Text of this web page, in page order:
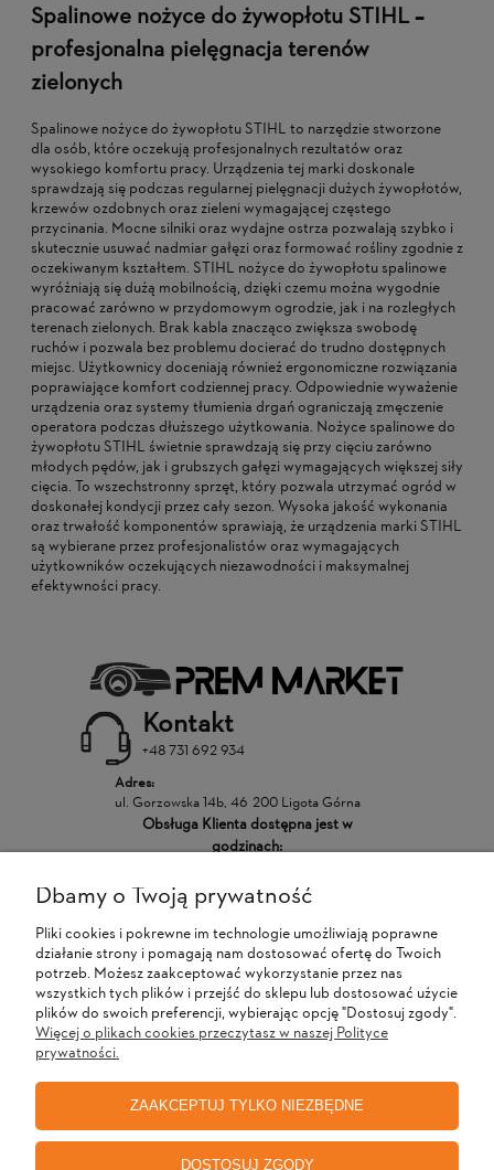
Spalinowe nożyce do żywopłotu STIHL –
profesjonalna pielęgnacja terenów
zielonych
Spalinowe nożyce do żywopłotu STIHL to narzędzie stworzone
dla osób, które oczekują profesjonalnych rezultatów oraz
wysokiego komfortu pracy. Urządzenia tej marki doskonale
sprawdzają się podczas regularnej pielęgnacji dużych żywopłotów,
krzewów ozdobnych oraz zieleni wymagającej częstego
przycinania. Mocne silniki oraz wydajne ostrza pozwalają szybko i
skutecznie usuwać nadmiar gałęzi oraz formować rośliny zgodnie z
oczekiwanym kształtem. STIHL nożyce do żywopłotu spalinowe
wyróżniają się dużą mobilnością, dzięki czemu można wygodnie
pracować zarówno w przydomowym ogrodzie, jak i na rozległych
terenach zielonych. Brak kabla znacząco zwiększa swobodę
ruchów i pozwala bez problemu docierać do trudno dostępnych
miejsc. Użytkownicy doceniają również ergonomiczne rozwiązania
poprawiające komfort codziennej pracy. Odpowiednie wyważenie
urządzenia oraz systemy tłumienia drgań ograniczają zmęczenie
operatora podczas dłuższego użytkowania. Nożyce spalinowe do
żywopłotu STIHL świetnie sprawdzają się przy cięciu zarówno
młodych pędów, jak i grubszych gałęzi wymagających większej siły
cięcia. To wszechstronny sprzęt, który pozwala utrzymać ogród w
doskonałej kondycji przez cały sezon. Wysoka jakość wykonania
oraz trwałość komponentów sprawiają, że urządzenia marki STIHL
są wybierane przez profesjonalistów oraz wymagających
użytkowników oczekujących niezawodności i maksymalnej
efektywności pracy.
Kontakt
+48 731 692 934
Adres:
ul. Gorzowska 14b, 46-200 Ligota Górna
Obsługa Klienta dostępna jest w
godzinach:
POMOC
MOJE KONTO
PŁATNOŚCI I DOSTAWA
INFORMACJE
Dbamy o Twoją prywatność
Pliki cookies i pokrewne im technologie umożliwiają poprawne
działanie strony i pomagają nam dostosować ofertę do Twoich
potrzeb. Możesz zaakceptować wykorzystanie przez nas
wszystkich tych plików i przejść do sklepu lub dostosować użycie
plików do swoich preferencji, wybierając opcję "Dostosuj zgody".
Więcej o plikach cookies przeczytasz w naszej Polityce
prywatności.
ZAAKCEPTUJ TYLKO NIEZBĘDNE
DOSTOSUJ ZGODY